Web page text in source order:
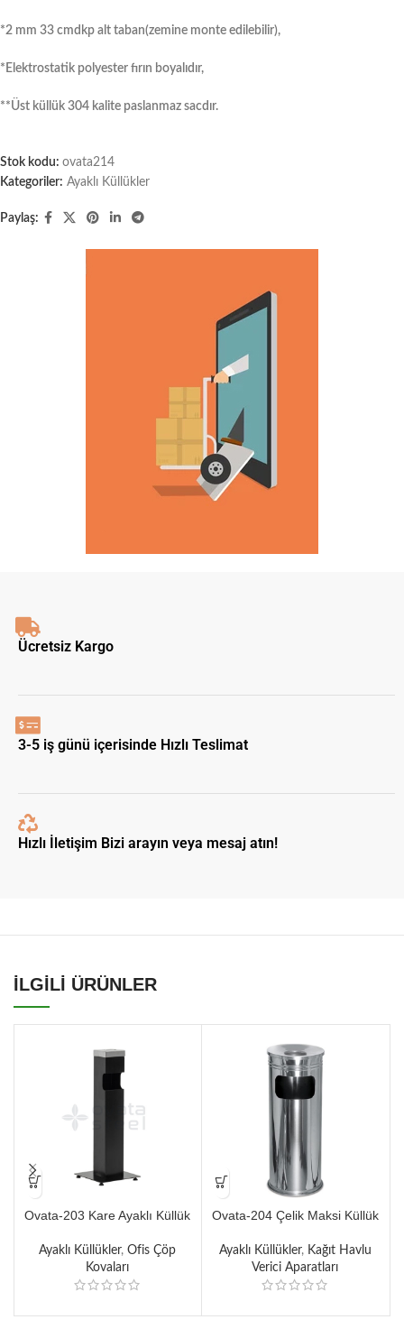
*2 mm 33 cmdkp alt taban(zemine monte edilebilir),
*Elektrostatik polyester fırın boyalıdır,
**Üst küllük 304 kalite paslanmaz sacdır.
Stok kodu: ovata214
Kategoriler: Ayaklı Küllükler
Paylaş:
Ücretsiz Kargo
3-5 iş günü içerisinde Hızlı Teslimat
Hızlı İletişim Bizi arayın veya mesaj atın!
İLGİLİ ÜRÜNLER
Ovata-203 Kare Ayaklı Küllük
Ayaklı Küllükler,Ofis Çöp
Kovaları
Ovata-204 Çelik Maksi Küllük
Ayaklı Küllükler, Kağıt Havlu
Verici Aparatları